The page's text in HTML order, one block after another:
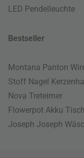
LED Pendelleuchte
Bestseller
Montana Panton
Stoff Nagel
Nova Treteimer
Flowerpot Akku
Joseph Joseph